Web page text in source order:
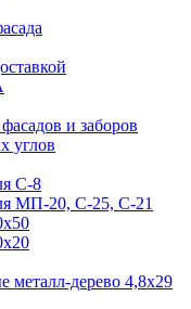
и заборов
углов
С-8
МП-20, С-25, С-21
металл-дерево 4,8х29